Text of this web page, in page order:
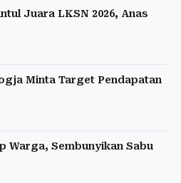
Juara LKSN 2026, Anas
Minta Target Pendapatan
Warga, Sembunyikan Sabu